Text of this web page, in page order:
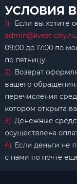
УСЛОВИЯ
Если вы хотите
admin@kvest-city.ru
09:00 до 17:00 по
по пятницу.
Возврат
вашего
перечисления
котором открыта
Денежные
осуществлена
Если деньги не
с нами по почте